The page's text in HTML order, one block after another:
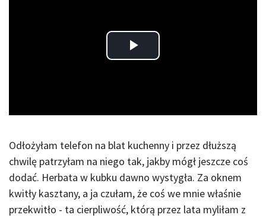
Play
Odłożyłam telefon na blat kuchenny i przez dłuższą
chwilę patrzyłam na niego tak, jakby mógł jeszcze coś
dodać. Herbata w kubku dawno wystygła. Za oknem
kwitły kasztany, a ja czułam, że coś we mnie właśnie
przekwitło - ta cierpliwość, którą przez lata myliłam z